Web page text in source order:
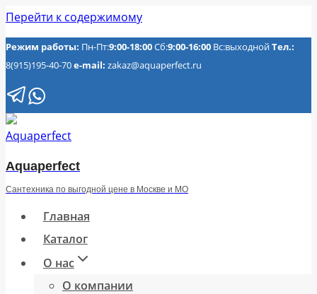
Перейти к содержимому
Режим работы: Пн-Пт:9:00-18:00Сб:9:00-16:00 Вс:выходнойТел.:
8(915)195-40-70e-mail: zakaz@aquaperfect.ru
Aquaperfect
Сантехника по выгодной цене в Москве и МО
Главная
Каталог
О нас
О компании